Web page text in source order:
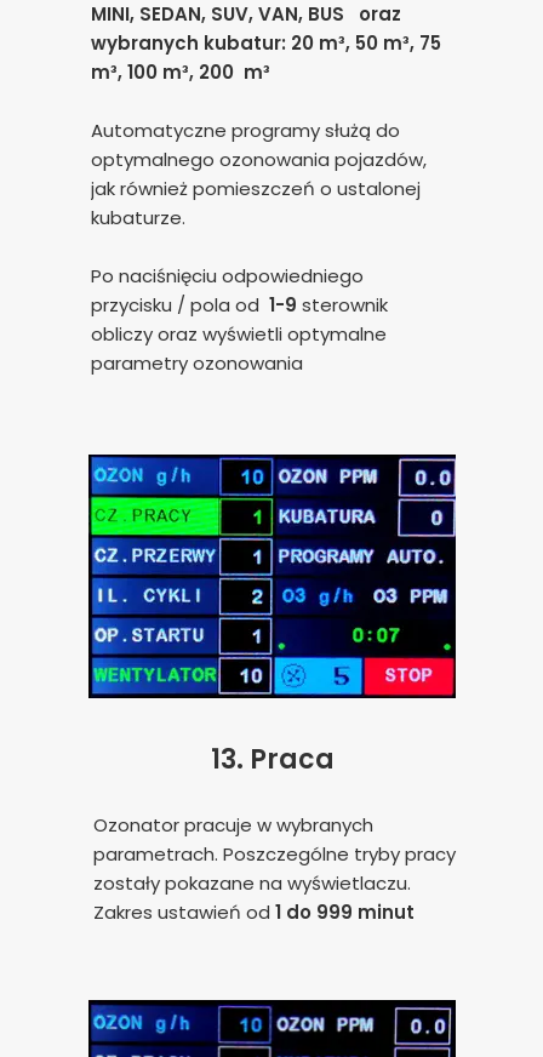
13. Praca
Ozonator pracuje w wybranych
parametrach. Poszczególne tryby pracy
zostały pokazane na wyświetlaczu.
Zakres ustawień od 1 do 999 minut
MINI, SEDAN, SUV, VAN, BUS oraz
wybranych kubatur: 20 m³, 50 m³, 75
m³, 100 m³, 200 m³
Automatyczne programy służą do
optymalnego ozonowania pojazdów,
jak również pomieszczeń o ustalonej
kubaturze.
Po naciśnięciu odpowiedniego
przycisku / pola od 1-9 sterownik
obliczy oraz wyświetli optymalne
parametry ozonowania